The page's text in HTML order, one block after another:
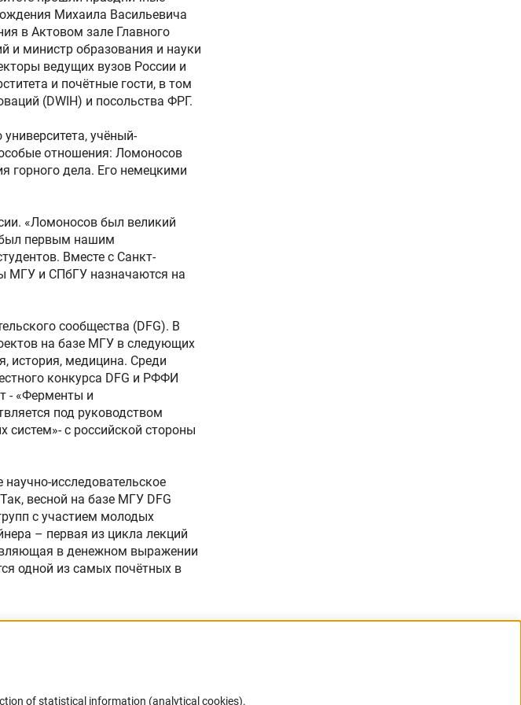
Михаила Васильевича
в Актовом зале Главного
и министр образования и науки
ведущих вузов России и
и почётные гости, в том
(DWIH) и посольства ФРГ.
учёный-
отношения: Ломоносов
горного дела. Его немецкими
«Ломоносов был великий
был первым нашим
Вместе с Санкт-
МГУ и СПбГУ назначаются на
сообщества (DFG). В
на базе МГУ в следующих
история, медицина. Среди
конкурса DFG и РФФИ
- «Ферменты и
под руководством
с российской стороны
исследовательское
весной на базе МГУ DFG
с участием молодых
– первая из цикла лекций
в денежном выражении
одной из самых почётных в
of statistical information (analytical cookies).